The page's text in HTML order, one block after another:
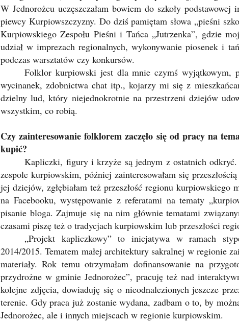
W Jednorożcu uczęszczałam bowiem do szkoły
piewcy Kurpiowszczyzny. Do dziś pamiętam słowa „pieśni
Kurpiowskiego Zespołu Pieśni i Tańca „Jutrzenka”, gdzie
udział w imprezach regionalnych, wykonywanie piosenek i
podczas warsztatów czy konkursów.
Folklor kurpiowski jest dla mnie czymś wyjątkowym,
wycinanek, zdobnictwa chat itp., kojarzy mi się z
dzielny lud, który niejednokrotnie na przestrzeni dziejów
wszystkim, co robią.
Czy zainteresowanie folklorem zaczęło się od pracy na
kupić?
Kapliczki, figury i krzyże są jednym z ostatnich odkryć.
zespole kurpiowskim, później zainteresowałam się
jej dziejów, zgłębiałam też przeszłość regionu
na Facebooku, występowanie z referatami na tematy
pisanie bloga. Zajmuje się na nim głównie tematami
czasami piszę też o tradycjach kurpiowskim lub przeszłości
„Projekt kapliczkowy” to inicjatywa w ramach
2014/2015. Tematem małej architektury sakralnej w regionie
materiały. Rok temu otrzymałam dofinansowanie na
przydrożne w gminie Jednorożec”, pracuję też nad
kolejne zdjęcia, dowiaduję się o nieodnalezionych jeszcze
terenie. Gdy praca już zostanie wydana, zadbam o to, by
Jednorożec, ale i innych miejscach w regionie kurpiowskim.